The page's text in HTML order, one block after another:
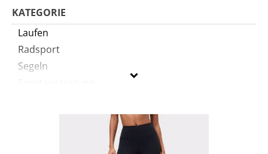
KATEGORIE
Laufen
Radsport
Segeln
Turnen & Gymnastik